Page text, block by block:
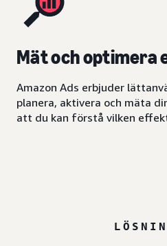
Mät och optimera
Amazon Ads erbjuder
planera, aktivera och mäta
att du kan förstå vilken